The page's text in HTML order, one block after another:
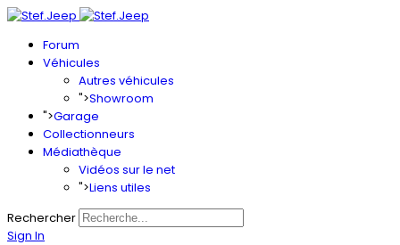
Forum
Véhicules
Autres véhicules
">Showroom
">Garage
Collectionneurs
Médiathèque
Vidéos sur le net
">Liens utiles
Rechercher
Sign In